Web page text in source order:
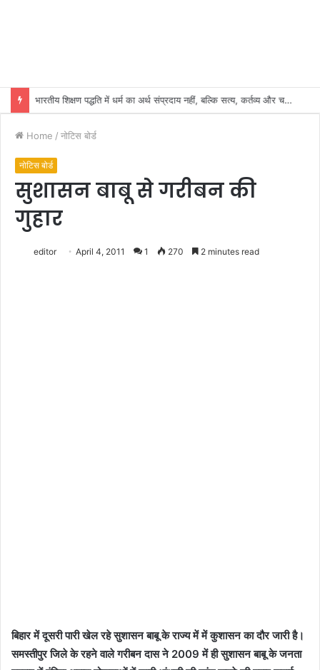
भारतीय शिक्षण पद्धति में धर्म का अर्थ संप्रदाय नहीं, बल्कि सत्य, कर्तव्य और चरित्र निर्माण है: विजय प्रकाश
Home / नोटिस बोर्ड
नोटिस बोर्ड
सुशासन बाबू से गरीबन की
गुहार
editor April 4, 2011 1 270 2 minutes read
बिहार में दूसरी पारी खेल रहे सुशासन बाबू के राज्य में में कुशासन का दौर जारी है।
समस्तीपुर जिले के रहने वाले गरीबन दास ने 2009 में ही सुशासन बाबू के जनता